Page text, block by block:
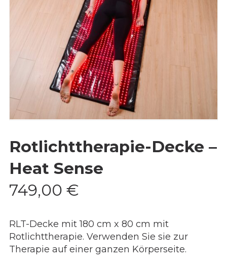
Rotlichttherapie-Decke –
Heat Sense
749,00 €
RLT-Decke mit 180 cm x 80 cm mit
Rotlichttherapie. Verwenden Sie sie zur
Therapie auf einer ganzen Körperseite.